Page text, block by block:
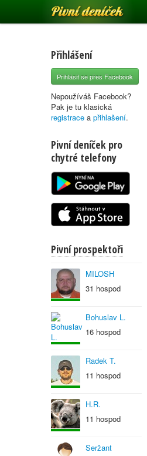
Pivní deníček
Přihlášení
Přihlásit se přes Facebook
Nepoužíváš Facebook?
Pak je tu klasická
registrace a přihlašení.
Pivní deníček pro
chytré telefony
Pivní prospektoři
MILOSH
31 hospod
Bohuslav L.
16 hospod
Radek T.
11 hospod
H.R.
11 hospod
Seržant